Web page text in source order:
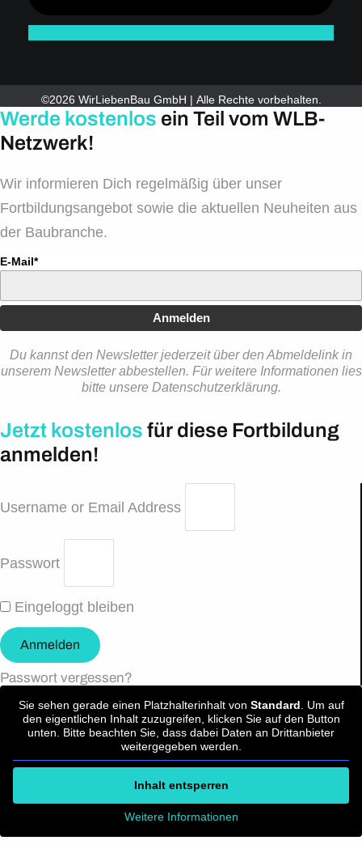
©2026 WirLiebenBau GmbH | Alle Rechte vorbehalten.
Werde kostenlos ein Teil vom WLB-
Netzwerk!
Wir informieren Dich regelmäßig über unser
Fortbildungsangebot sowie die aktuellen Neuheiten aus
der Baubranche.
E-Mail*
Anmelden
Du kannst den Newsletter jederzeit über den Abmeldelink in
unserem Newsletter abbestellen. Für weitere Informationen lies
bitte unsere Datenschutzerklärung.
Jetzt kostenlos für diese Fortbildung
anmelden!
Username or Email Address
Passwort
Eingeloggt bleiben
Anmelden
Passwort vergessen?
Sie sehen gerade einen Platzhalterinhalt von Standard. Um auf
den eigentlichen Inhalt zuzugreifen, klicken Sie auf den Button
unten. Bitte beachten Sie, dass dabei Daten an Drittanbieter
weitergegeben werden.
Inhalt entsperren
Weitere Informationen